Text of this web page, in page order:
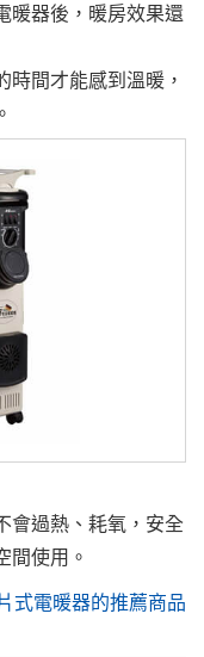
暖器後，暖房效果還
時間才能感到溫暖，
會過熱、耗氧，安全
間使用。
式電暖器的推薦商品